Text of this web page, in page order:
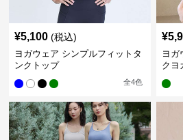
¥5,100 (税込)
ヨガウェア シンプルフィットタ
ンクトップ
全4色
¥
ヨガ
クヨ